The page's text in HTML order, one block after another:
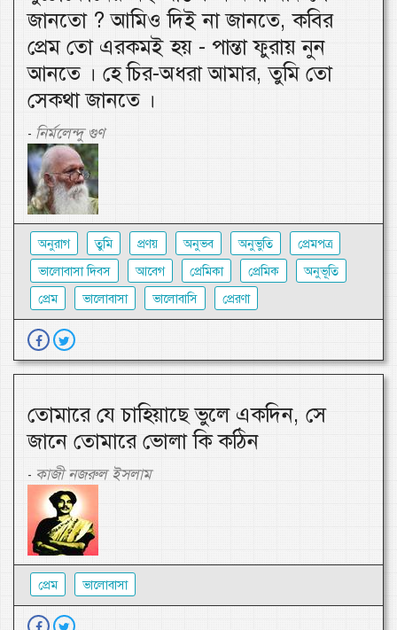
জানতো ? আমিও দিই না জানতে, কবির
প্রেম তো এরকমই হয় - পান্তা ফুরায় নুন
আনতে । হে চির-অধরা আমার, তুমি তো
সেকথা জানতে ।
- নির্মলেন্দু গুণ
অনুরাগ তুমি প্রণয় অনুভব অনুভুতি
প্রেমপত্র
ভালোবাসা দিবস
আবেগ প্রেমিকা প্রেমিক
অনুভূতি
প্রেম
ভালোবাসা ভালোবাসি প্রেরণা
তোমারে যে চাহিয়াছে ভুলে একদিন, সে
জানে তোমারে ভোলা কি কঠিন
- কাজী নজরুল ইসলাম
প্রেম ভালোবাসা